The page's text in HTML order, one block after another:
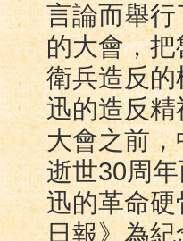
言論而舉
的大會，
衛兵造反
迅的造反精
大會之前
逝世30周
迅的革命硬
日報》為